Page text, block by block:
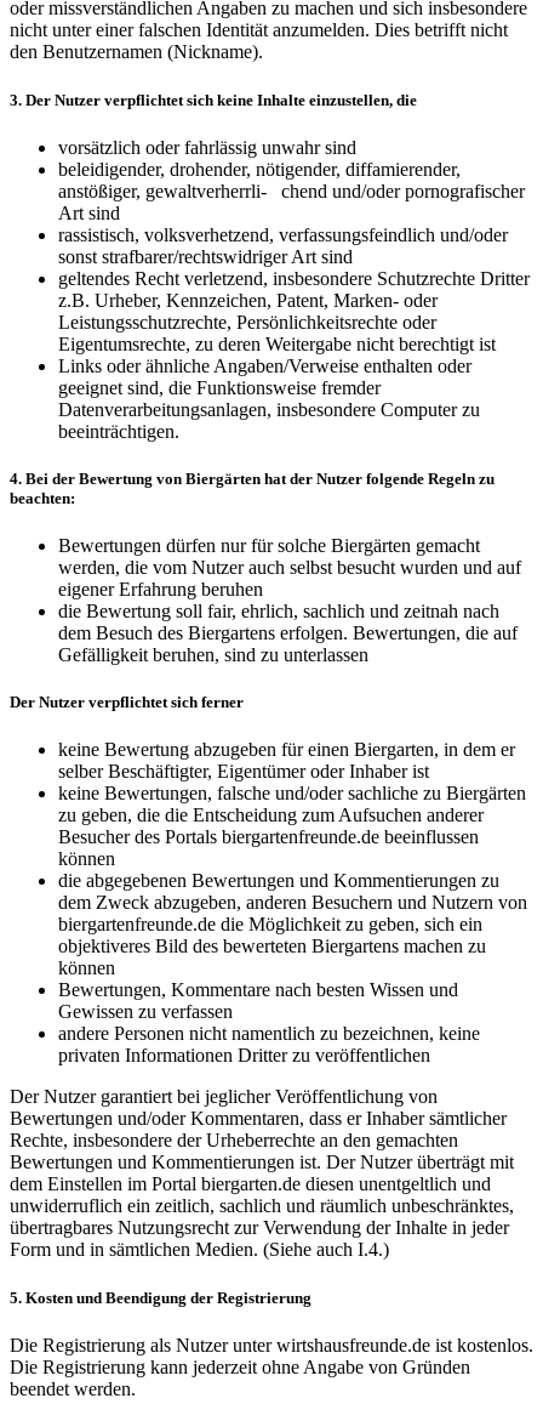
oder missverständlichen Angaben zu machen und sich insbesondere
nicht unter einer falschen Identität anzumelden. Dies betrifft nicht
den Benutzernamen (Nickname).
3. Der Nutzer verpflichtet sich keine Inhalte einzustellen, die
vorsätzlich oder fahrlässig unwahr sind
beleidigender, drohender, nötigender, diffamierender,
anstößiger, gewaltverherrli- chend und/oder pornografischer
Art sind
rassistisch, volksverhetzend, verfassungsfeindlich und/oder
sonst strafbarer/rechtswidriger Art sind
geltendes Recht verletzend, insbesondere Schutzrechte Dritter
z.B. Urheber, Kennzeichen, Patent, Marken- oder
Leistungsschutzrechte, Persönlichkeitsrechte oder
Eigentumsrechte, zu deren Weitergabe nicht berechtigt ist
Links oder ähnliche Angaben/Verweise enthalten oder
geeignet sind, die Funktionsweise fremder
Datenverarbeitungsanlagen, insbesondere Computer zu
beeinträchtigen.
4. Bei der Bewertung von Biergärten hat der Nutzer folgende Regeln zu
beachten:
Bewertungen dürfen nur für solche Biergärten gemacht
werden, die vom Nutzer auch selbst besucht wurden und auf
eigener Erfahrung beruhen
die Bewertung soll fair, ehrlich, sachlich und zeitnah nach
dem Besuch des Biergartens erfolgen. Bewertungen, die auf
Gefälligkeit beruhen, sind zu unterlassen
Der Nutzer verpflichtet sich ferner
keine Bewertung abzugeben für einen Biergarten, in dem er
selber Beschäftigter, Eigentümer oder Inhaber ist
keine Bewertungen, falsche und/oder sachliche zu Biergärten
zu geben, die die Entscheidung zum Aufsuchen anderer
Besucher des Portals biergartenfreunde.de beeinflussen
können
die abgegebenen Bewertungen und Kommentierungen zu
dem Zweck abzugeben, anderen Besuchern und Nutzern von
biergartenfreunde.de die Möglichkeit zu geben, sich ein
objektiveres Bild des bewerteten Biergartens machen zu
können
Bewertungen, Kommentare nach besten Wissen und
Gewissen zu verfassen
andere Personen nicht namentlich zu bezeichnen, keine
privaten Informationen Dritter zu veröffentlichen
Der Nutzer garantiert bei jeglicher Veröffentlichung von
Bewertungen und/oder Kommentaren, dass er Inhaber sämtlicher
Rechte, insbesondere der Urheberrechte an den gemachten
Bewertungen und Kommentierungen ist. Der Nutzer überträgt mit
dem Einstellen im Portal biergarten.de diesen unentgeltlich und
unwiderruflich ein zeitlich, sachlich und räumlich unbeschränktes,
übertragbares Nutzungsrecht zur Verwendung der Inhalte in jeder
Form und in sämtlichen Medien. (Siehe auch I.4.)
5. Kosten und Beendigung der Registrierung
Die Registrierung als Nutzer unter wirtshausfreunde.de ist kostenlos.
Die Registrierung kann jederzeit ohne Angabe von Gründen
beendet werden.